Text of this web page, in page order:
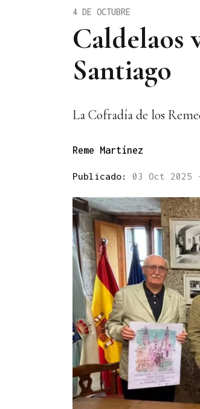
Caldelaos
Santiago
4 DE OCTUBRE
La Cofradía de los
Reme Martínez
Publicado: 03 Oct 2025